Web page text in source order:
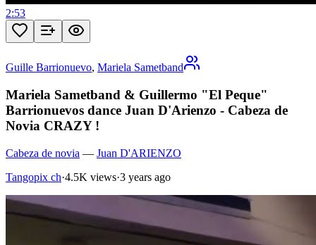
2:53
Guille Barrionuevo, Mariela Sametband
Mariela Sametband & Guillermo "El Peque"
Barrionuevos dance Juan D'Arienzo - Cabeza de
Novia CRAZY !
Cabeza de novia — Juan D'ARIENZO
Tangopix ch·4.5K views·3 years ago